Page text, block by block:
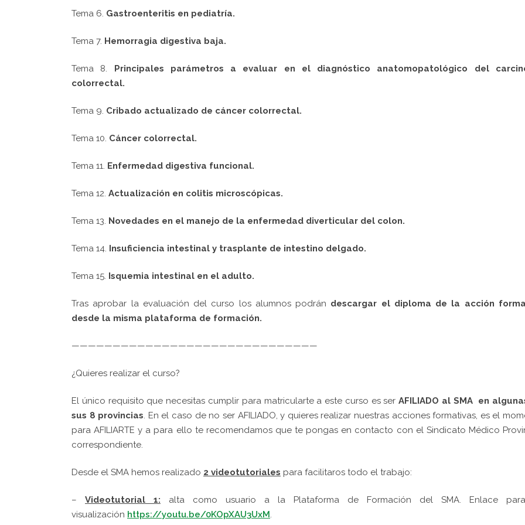
Tema 6. Gastroenteritis en pediatría.
Tema 7. Hemorragia digestiva baja.
Tema 8. Principales parámetros a evaluar en el diagnóstico anatomopatológico del
colorrectal.
Tema 9. Cribado actualizado de cáncer colorrectal.
Tema 10. Cáncer colorrectal.
Tema 11. Enfermedad digestiva funcional.
Tema 12. Actualización en colitis microscópicas.
Tema 13. Novedades en el manejo de la enfermedad diverticular del colon.
Tema 14. Insuficiencia intestinal y trasplante de intestino delgado.
Tema 15. Isquemia intestinal en el adulto.
Tras aprobar la evaluación del curso los alumnos podrán descargar el diploma de la acción
desde la misma plataforma de formación.
——————————————————————————————
¿Quieres realizar el curso?
El único requisito que necesitas cumplir para matricularte a este curso es serAFILIADO al SMA en
sus 8 provincias. En el caso de no ser AFILIADO, y quieres realizar nuestras acciones formativas, es el
para AFILIARTE y a para ello te recomendamos que te pongas en contacto con el Sindicato Médico
correspondiente.
Desde el SMA hemos realizado 2 videotutoriales para facilitaros todo el trabajo:
– Videotutorial 1: alta como usuario a la Plataforma de Formación del SMA. Enlace
visualización https://youtu.be/0KOpXAU3UxM.